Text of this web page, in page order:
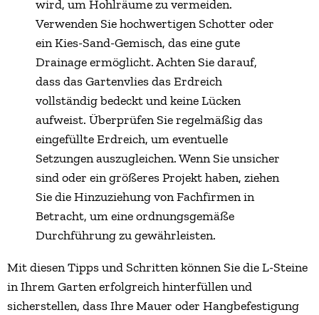
wird, um Hohlräume zu vermeiden.
Verwenden Sie hochwertigen Schotter oder
ein Kies-Sand-Gemisch, das eine gute
Drainage ermöglicht. Achten Sie darauf,
dass das Gartenvlies das Erdreich
vollständig bedeckt und keine Lücken
aufweist. Überprüfen Sie regelmäßig das
eingefüllte Erdreich, um eventuelle
Setzungen auszugleichen. Wenn Sie unsicher
sind oder ein größeres Projekt haben, ziehen
Sie die Hinzuziehung von Fachfirmen in
Betracht, um eine ordnungsgemäße
Durchführung zu gewährleisten.
Mit diesen Tipps und Schritten können Sie die L-Steine
in Ihrem Garten erfolgreich hinterfüllen und
sicherstellen, dass Ihre Mauer oder Hangbefestigung